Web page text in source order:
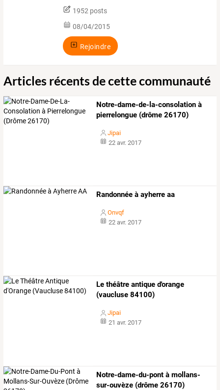
1952 posts
08/04/2015
Rejoindre
Articles récents de cette communauté
Notre-dame-de-la-consolation à
pierrelongue (drôme 26170)
Jipai
22 avr. 2017
Randonnée à ayherre aa
Onvqf
22 avr. 2017
Le théâtre antique d'orange
(vaucluse 84100)
Jipai
21 avr. 2017
Notre-dame-du-pont à mollans-
sur-ouvèze (drôme 26170)